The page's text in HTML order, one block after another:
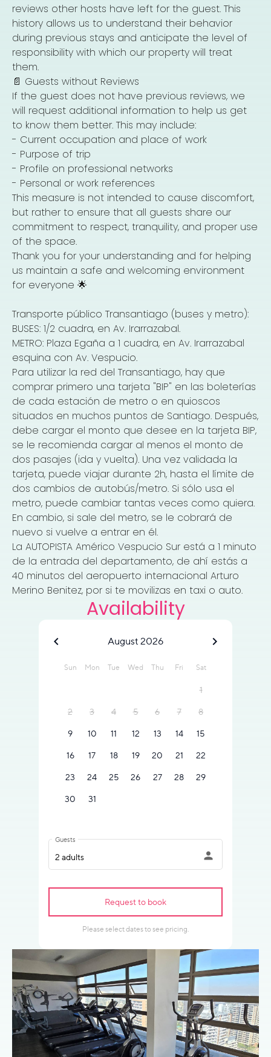
reviews other hosts have left for the guest. This
history allows us to understand their behavior
during previous stays and anticipate the level of
responsibility with which our property will treat
them.
📄 Guests without Reviews
If the guest does not have previous reviews, we
will request additional information to help us get
to know them better. This may include:
- Current occupation and place of work
- Purpose of trip
- Profile on professional networks
- Personal or work references
This measure is not intended to cause discomfort,
but rather to ensure that all guests share our
commitment to respect, tranquility, and proper use
of the space.
Thank you for your understanding and for helping
us maintain a safe and welcoming environment
for everyone 🌟
Transporte público Transantiago (buses y metro):
BUSES: 1/2 cuadra, en Av. Irarrazabal.
METRO: Plaza Egaña a 1 cuadra, en Av. Irarrazabal
esquina con Av. Vespucio.
Para utilizar la red del Transantiago, hay que
comprar primero una tarjeta "BIP" en las boleterías
de cada estación de metro o en quioscos
situados en muchos puntos de Santiago. Después,
debe cargar el monto que desee en la tarjeta BIP,
se le recomienda cargar al menos el monto de
dos pasajes (ida y vuelta). Una vez validada la
tarjeta, puede viajar durante 2h, hasta el límite de
dos cambios de autobús/metro. Si sólo usa el
metro, puede cambiar tantas veces como quiera.
En cambio, si sale del metro, se le cobrará de
nuevo si vuelve a entrar en él.
La AUTOPISTA Américo Vespucio Sur está a 1 minuto
de la entrada del departamento, de ahí estás a
40 minutos del aeropuerto internacional Arturo
Merino Benitez, por si te movilizas en taxi o auto.
Availability